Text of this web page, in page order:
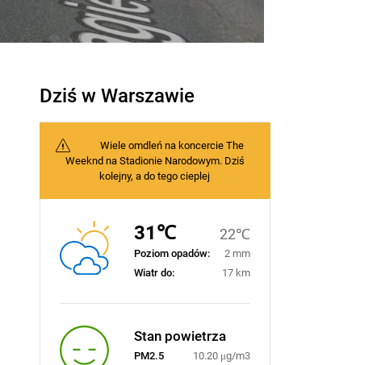
Dziś w Warszawie
Wiele omdleń na koncercie The
Weeknd na Stadionie Narodowym. Dziś
kolejny, a do tego cieplej
31℃ 22℃
Poziom opadów:
2 mm
Wiatr do:
17 km
Stan powietrza
PM2.5
10.20 μg/m3